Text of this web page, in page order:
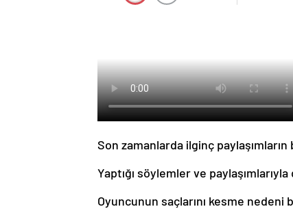
Son zamanlarda ilginç
Yaptığı söylemler ve
Oyuncunun saçlarını kesme nedeni